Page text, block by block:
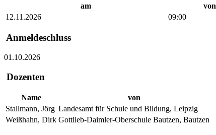
am von
12.11.2026
09:00
Anmeldeschluss
01.10.2026
Dozenten
Name
von
Stallmann, Jörg Landesamt für Schule und Bildung, Leipzig
Weißhahn, Dirk Gottlieb-Daimler-Oberschule Bautzen, Bautzen